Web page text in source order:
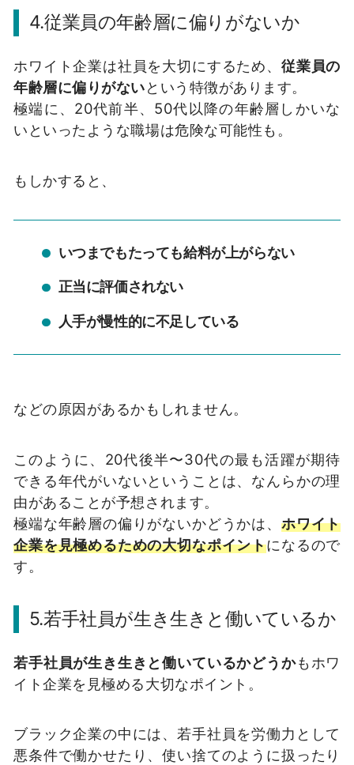
4.従業員の年齢層に偏りがないか
ホワイト企業は社員を大切にするため、 従業員の
年齢層に偏りがないという特徴があります。
極端に、20代前半、50代以降の年齢層しかいな
いといったような職場は危険な可能性も。
もしかすると、
いつまでもたっても給料が上がらない
正当に評価されない
人手が慢性的に不足している
などの原因があるかもしれません。
このように、20代後半〜30代の最も活躍が期待
できる年代がいないということは、なんらかの理
由があることが予想されます。
極端な年齢層の偏りがないかどうかは、 ホワイト
企業を見極めるための大切なポイントになるので
す。
5.若手社員が生き生きと働いているか
若手社員が生き生きと働いているかどうかもホワ
イト企業を見極める大切なポイント。
ブラック企業の中には、若手社員を労働力として
悪条件で働かせたり、使い捨てのように扱ったり